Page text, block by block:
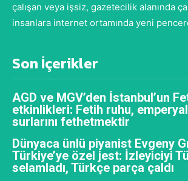
çalışan veya işsiz, gazetecilik alanında
insanlara internet ortamında yeni
Son İçerikler
AGD ve MGV’den İstanbul’un
etkinlikleri: Fetih ruhu,
surlarını fethetmektir
Dünyaca ünlü piyanist Evgeny
Türkiye’ye özel jest: İzleyiciyi
selamladı, Türkçe parça çaldı